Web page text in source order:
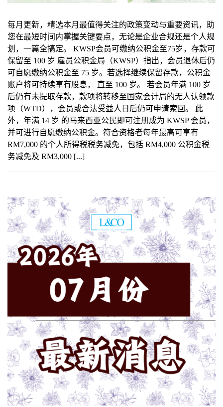
每月更新，精选本月最值得关注的政策变动与重要资讯，助
您在最短时间内掌握关键要点，无论是企业合规还是个人规
划，一篇全搞定。 KWSP会员可缴纳公积金至75岁，存款可
保留至 100 岁 雇员公积金局（KWSP）指出，会员退休后仍
可自愿缴纳公积金至 75 岁。若选择继续保留存款，公积金
账户将可持续享有股息， 直至 100 岁。 若会员年满 100 岁
后仍有未提取存款，款项将转移至国家会计局的无人认领款
项（WTD），会员或合法受益人日后仍可申请索回。 此
外，年满 14 岁 的马来西亚公民即可注册成为 KWSP 会员，
并可进行自愿缴纳公积金。符合资格者每年最高可享有
RM7,000 的个人所得税税务减免，包括 RM4,000 公积金税
务减免及 RM3,000 [...]